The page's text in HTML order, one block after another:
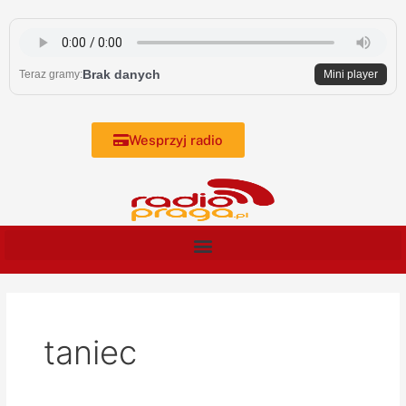
content
Teraz gramy:Brak danych Mini player
Wesprzyj radio
taniec